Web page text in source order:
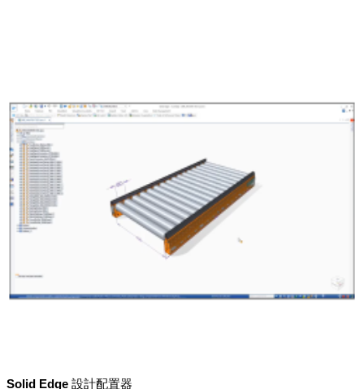
Solid Edge 設計配置器